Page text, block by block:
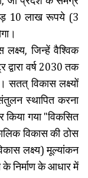
10 लाख रूपये (3
जिन्हें वैश्विक
द्वारा वर्ष 2030 तक
सतत् विकास लक्ष्यों
स्थापित करना
किया गया "विकसित
विकास की ठोस
लक्ष्य) मूल्यांकन
निर्माण के आधार में